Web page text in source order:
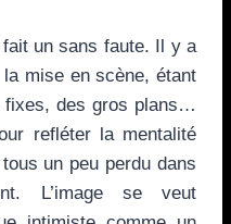
un sans faute. Il y a
mise en scène, étant
fixes, des gros plans…
refléter la mentalité
un peu perdu dans
L’image se veut